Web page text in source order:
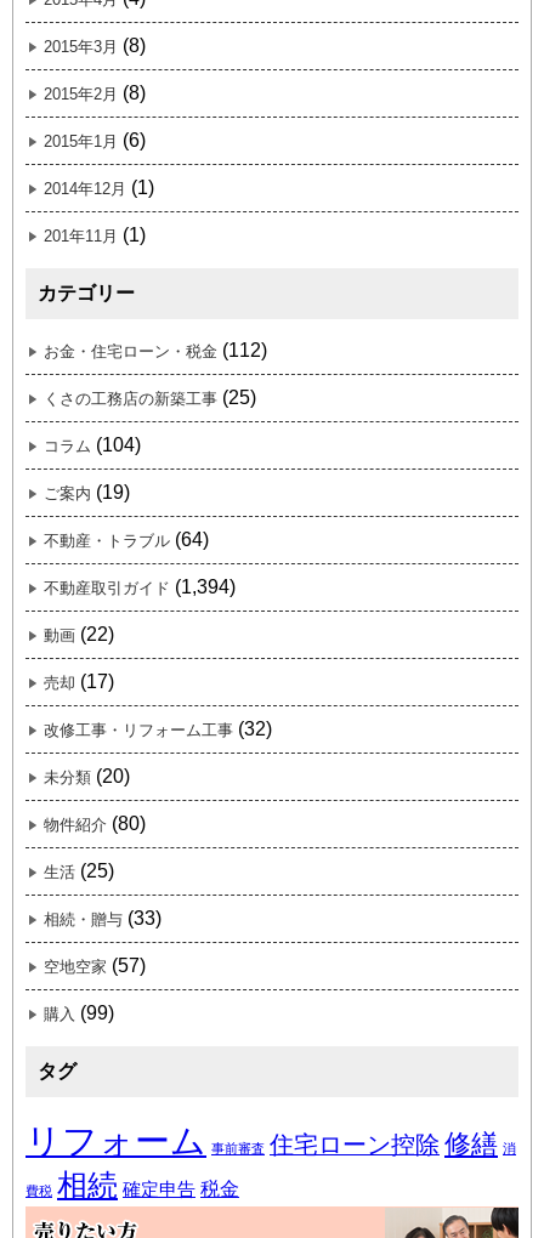
2015年3月 (8)
2015年2月 (8)
2015年1月 (6)
2014年12月 (1)
201年11月 (1)
カテゴリー
お金・住宅ローン・税金 (112)
くさの工務店の新築工事 (25)
コラム (104)
ご案内 (19)
不動産・トラブル (64)
不動産取引ガイド (1,394)
動画 (22)
売却 (17)
改修工事・リフォーム工事 (32)
未分類 (20)
物件紹介 (80)
生活 (25)
相続・贈与 (33)
空地空家 (57)
購入 (99)
タグ
リフォーム 事前審査 住宅ローン控除 修繕 消
費税 相続 確定申告 税金